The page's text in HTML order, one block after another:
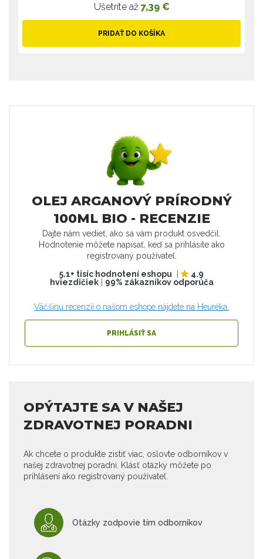
Ušetríte až 7,39 €
PRIDAŤ DO KOŠÍKA
OLEJ ARGANOVÝ PRÍRODNÝ
100ML BIO - RECENZIE
Dajte nám vedieť, ako sa vám produkt osvedčil.
Hodnotenie môžete napísať, keď sa prihlásite ako
registrovaný používateľ.
5.1+ tisíc hodnotení eshopu
4.9
hviezdičiek| 99% zákazníkov odporúča
Väčšinu recenzií o našom eshope nájdete na Heuréka.
PRIHLÁSIŤ SA
OPÝTAJTE SA V NAŠEJ
ZDRAVOTNEJ PORADNI
Ak chcete o produkte zistiť viac, oslovte odborníkov v
našej zdravotnej poradni. Klásť otázky môžete po
prihlásení ako registrovaný používateľ.
Otázky zodpovie tím odborníkov